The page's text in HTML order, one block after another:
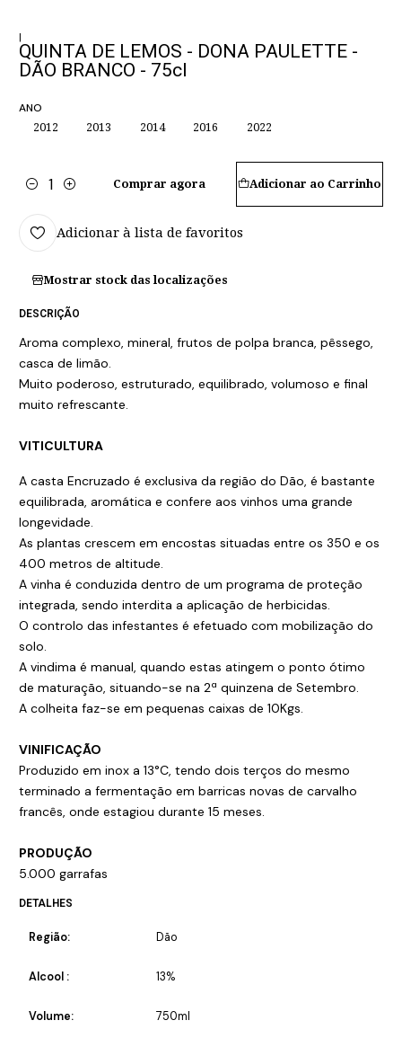
|
QUINTA DE LEMOS - DONA PAULETTE -
DÃO BRANCO - 75cl
ANO
2012 2013 2014 2016 2022
Quantidade
Adicionar ao Carrinho
Comprar agora
Adicionar à lista de favoritos
Mostrar stock das localizações
DESCRIÇÃO
Aroma complexo, mineral, frutos de polpa branca, pêssego,
casca de limão.
Muito poderoso, estruturado, equilibrado, volumoso e final
muito refrescante.
VITICULTURA
A casta Encruzado é exclusiva da região do Dão, é bastante
equilibrada, aromática e confere aos vinhos uma grande
longevidade.
As plantas crescem em encostas situadas entre os 350 e os
400 metros de altitude.
A vinha é conduzida dentro de um programa de proteção
integrada, sendo interdita a aplicação de herbicidas.
O controlo das infestantes é efetuado com mobilização do
solo.
A vindima é manual, quando estas atingem o ponto ótimo
de maturação, situando-se na 2ª quinzena de Setembro.
A colheita faz-se em pequenas caixas de 10Kgs.
VINIFICAÇÃO
Produzido em inox a 13°C, tendo dois terços do mesmo
terminado a fermentação em barricas novas de carvalho
francês, onde estagiou durante 15 meses.
PRODUÇÃO
5.000 garrafas
DETALHES
Região: Dão
Alcool : 13%
Volume: 750ml